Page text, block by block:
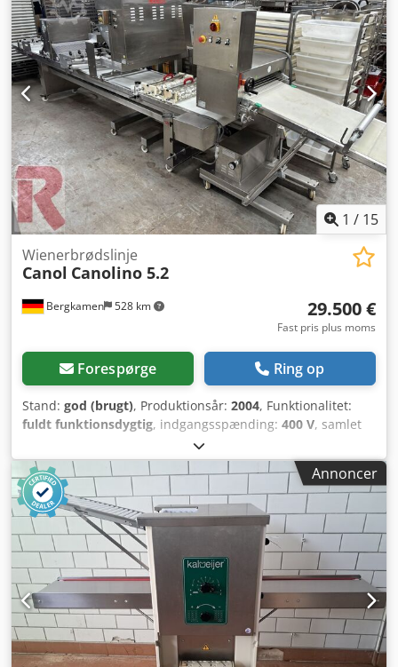
varmesystem, pladeføring med "stop og start"-funktion & 1
formvals Maskinen er mobil Tilslutning 400V, 16A-CEE-stik
Mål: 560 x 570 x 1230 mm, BxDxH Brugt maskine, rengjort
Crsdpfx Acoxyqu Noyef Kvalitet fra en specialiseret
virksomhed! Udnyt mere end 35 års erfaring! Yderligere
formvals Bageplader Serviceaftale Leveringsservice
Instruktion og idriftsættelse Vi har flere bagemaskiner på
lager!
1 / 15
Bergkamen 528 km
Wienerbrødslinje
Canol Canolino 5.2
29.500 €
Fast pris plus moms
Forespørge Ring op
Stand: god (brugt), Produktionsår: 2004, Funktionalitet:
fuldt funktionsdygtig, indgangsspænding: 400 V, samlet
, arbejdsbredde:
bredde:1.100 mm, bordlængde:5.200 mm, Canol
Finbagerilinje "Canolino" 5.2 (med en samlet længde på ca.
670 cm) Finbageri-/dejforarbejdningslinje "Canolino" 5.2
med ca. 65 x 520 cm plast-arbejdsbånd, årgang 2004,
designet til produktion af en bred vifte af produkter,
såsom diverse butterdejsprodukter med eller uden fyld,
gærdejsprodukter samt andre specialbagværk. Cjdpfxey
Na T Nj Acyjrf "Canolino"-linjen er let at betjene og
modulopbygget på hjul. Den er udstyret med et dejbånds-
kalibreringshoved, et stort udvalg af diverse skærevalse
(inkl. croissantvalse eller specialvalse til "Stutenkerle"), en
Annoncer